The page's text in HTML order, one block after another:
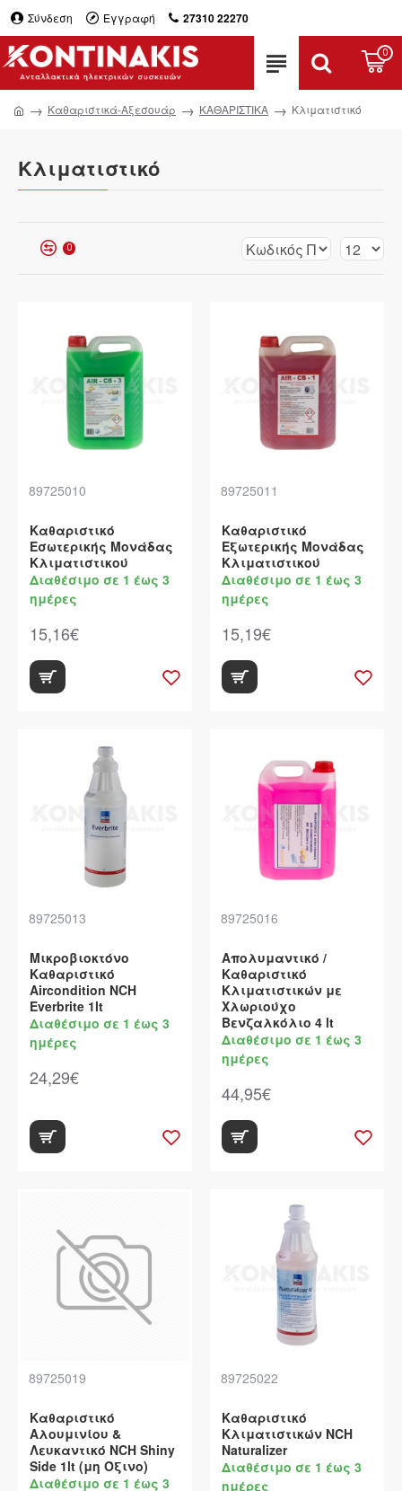
Σύνδεση Εγγραφή 27310 22270
0
Καθαριστικά-Αξεσουάρ ΚΑΘΑΡΙΣΤΙΚΑ Κλιματιστικό
Κλιματιστικό
0
89725010
Καθαριστικό
Εσωτερικής Μονάδας
Kλιματιστικού
Διαθέσιμο σε 1 έως 3
ημέρες
15,16€
89725011
Καθαριστικό
Εξωτερικής Μονάδας
Kλιματιστικού
Διαθέσιμο σε 1 έως 3
ημέρες
15,19€
89725013
Μικροβιοκτόνο
Καθαριστικό
Aircondition NCH
Everbrite 1lt
Διαθέσιμο σε 1 έως 3
ημέρες
24,29€
89725016
Απολυμαντικό /
Καθαριστικό
Kλιματιστικών με
Χλωριούχο
Βενζαλκόλιο 4 lt
Διαθέσιμο σε 1 έως 3
ημέρες
44,95€
89725019
Καθαριστικό
Αλουμινίου &
Λευκαντικό NCH Shiny
Side 1lt (μη Όξινο)
Διαθέσιμο σε 1 έως 3
89725022
Καθαριστικό
Κλιματιστικών NCH
Naturalizer
Διαθέσιμο σε 1 έως 3
ημέρες